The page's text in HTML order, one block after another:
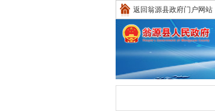
返回翁源县政府门户网站